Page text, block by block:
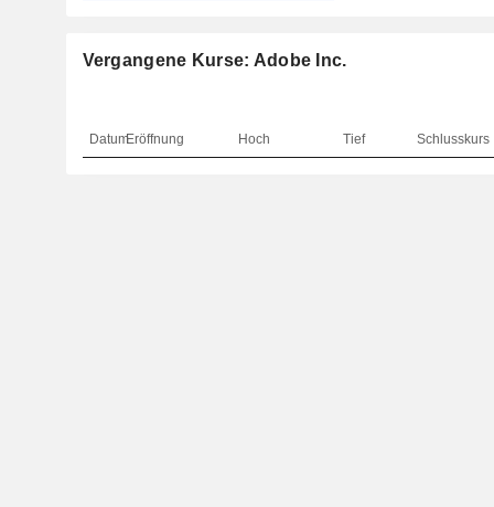
Vergangene Kurse: Adobe Inc.
DatumEröffnung Hoch Tief Schlusskurs